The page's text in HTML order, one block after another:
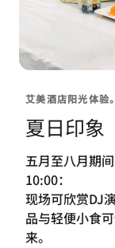
艾美酒店阳光体验。
夏日印象
五月至八月期
10:00：
现场可欣赏DJ
品与轻便小食
来。